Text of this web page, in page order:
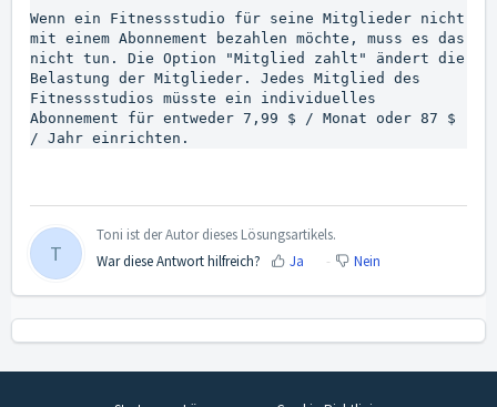
Wenn ein Fitnessstudio für seine Mitglieder nicht
mit einem Abonnement bezahlen möchte, muss es das
nicht tun. Die Option "Mitglied zahlt" ändert die
Belastung der Mitglieder. Jedes Mitglied des
Fitnessstudios müsste ein individuelles
Abonnement für entweder 7,99 $ / Monat oder 87 $
/ Jahr einrichten.
T
Toni ist der Autor dieses Lösungsartikels.
War diese Antwort hilfreich?
Ja Nein